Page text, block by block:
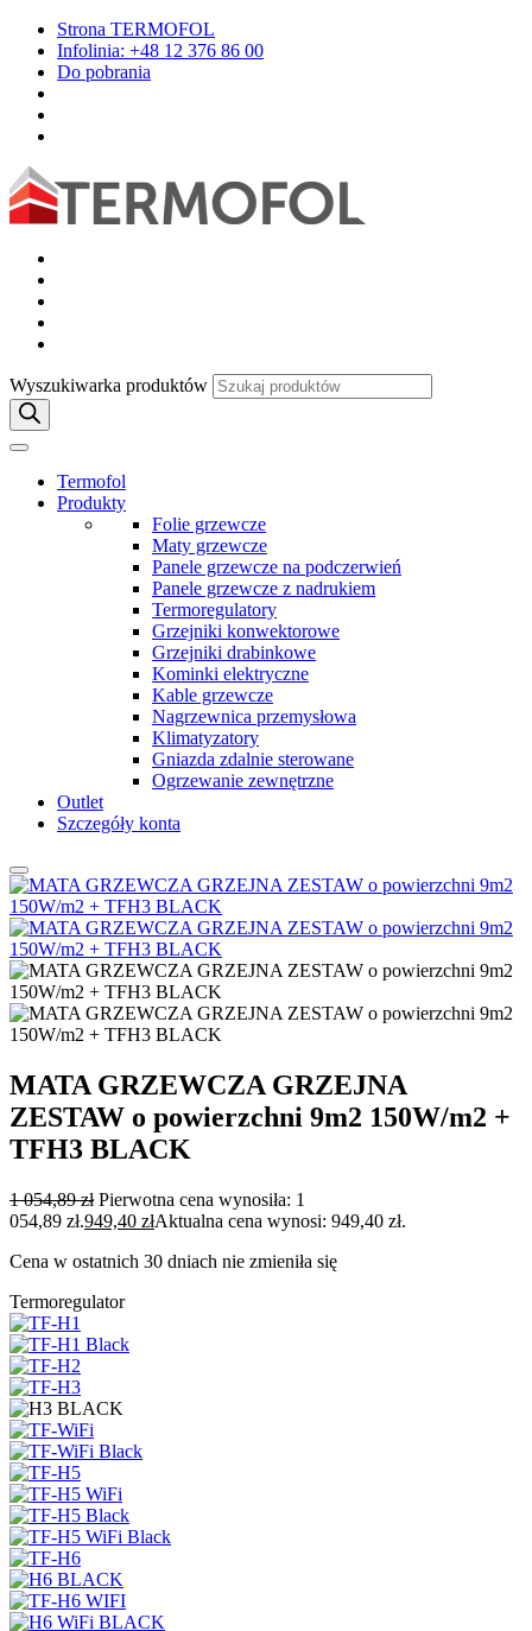
Strona TERMOFOL
Infolinia: +48 12 376 86 00
Do pobrania
Wyszukiwarka produktów
Termofol
Produkty
Folie grzewcze
Maty grzewcze
Panele grzewcze na podczerwień
Panele grzewcze z nadrukiem
Termoregulatory
Grzejniki konwektorowe
Grzejniki drabinkowe
Kominki elektryczne
Kable grzewcze
Nagrzewnica przemysłowa
Klimatyzatory
Gniazda zdalnie sterowane
Ogrzewanie zewnętrzne
Outlet
Szczegóły konta
MATA GRZEWCZA GRZEJNA
ZESTAW o powierzchni 9m2 150W/m2 +
TFH3 BLACK
1 054,89zł Pierwotna cena wynosiła: 1
054,89 zł.949,40 złAktualna cena wynosi: 949,40 zł.
Cena w ostatnich 30 dniach nie zmieniła się
Termoregulator